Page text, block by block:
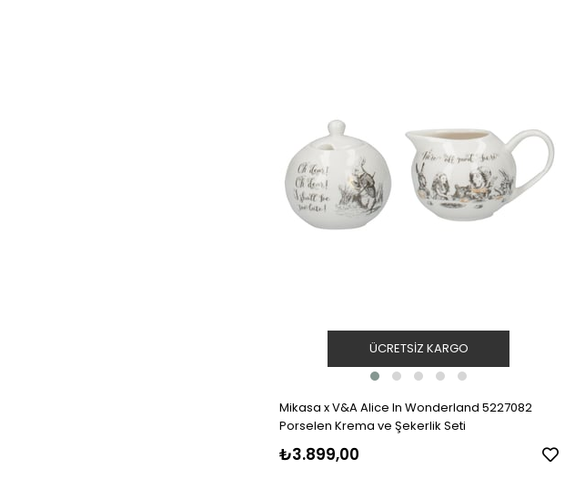
Mikasa x V&A Alice In Wonderland 5227082
Porselen Krema ve Şekerlik Seti
₺3.899,00
ÜCRETSIZ KARGO